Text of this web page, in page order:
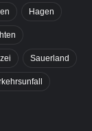
Hagen
Sauerland